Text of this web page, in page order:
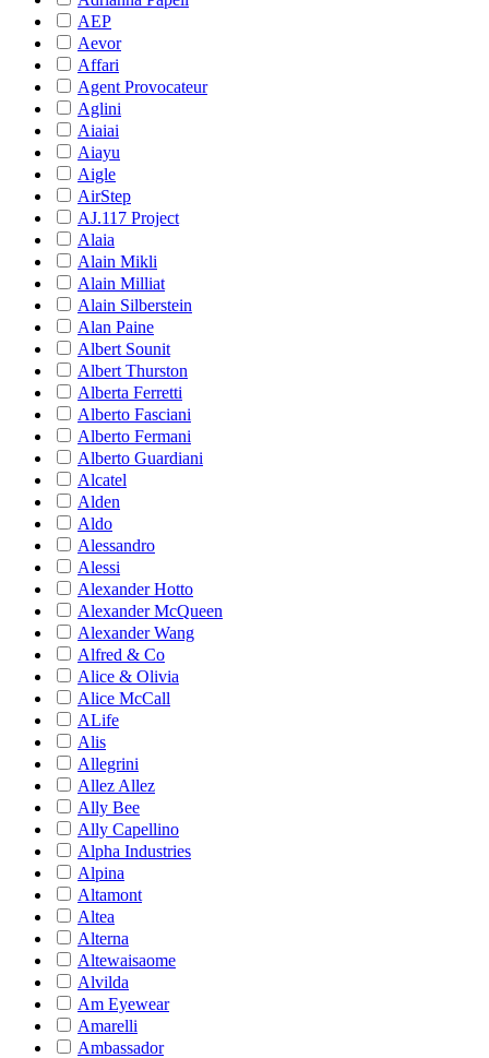
AEP
Aevor
Affari
Agent Provocateur
Aglini
Aiaiai
Aiayu
Aigle
AirStep
AJ.117 Project
Alaia
Alain Mikli
Alain Milliat
Alain Silberstein
Alan Paine
Albert Sounit
Albert Thurston
Alberta Ferretti
Alberto Fasciani
Alberto Fermani
Alberto Guardiani
Alcatel
Alden
Aldo
Alessandro
Alessi
Alexander Hotto
Alexander McQueen
Alexander Wang
Alfred & Co
Alice & Olivia
Alice McCall
ALife
Alis
Allegrini
Allez Allez
Ally Bee
Ally Capellino
Alpha Industries
Alpina
Altamont
Altea
Alterna
Altewaisaome
Alvilda
Am Eyewear
Amarelli
Ambassador